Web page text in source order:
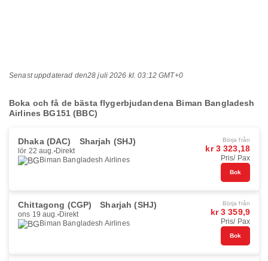
Senast uppdaterad den28 juli 2026 kl. 03:12 GMT+0
Boka och få de bästa flygerbjudandena Biman Bangladesh
Airlines BG151 (BBC)
Dhaka (DAC) Sharjah (SHJ)
lör 22 aug. Direkt
Biman Bangladesh Airlines
Börja från
kr 3 323,18
Pris/ Pax
Bok
Chittagong (CGP) Sharjah (SHJ)
ons 19 aug. Direkt
Biman Bangladesh Airlines
Börja från
kr 3 359,9
Pris/ Pax
Bok